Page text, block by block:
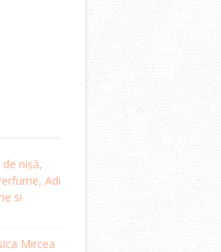
nișă,
Adi
si
Mircea